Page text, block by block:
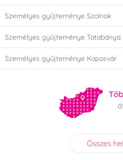
Személyes gyűjteménye Szolnok
Személyes gyűjteménye Tatabánya
Személyes gyűjteménye Kaposvár
Összes